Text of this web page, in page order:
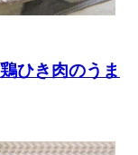
ひき肉のうま